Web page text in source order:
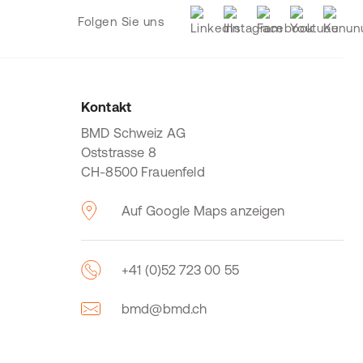
Folgen Sie uns
Kontakt
BMD Schweiz AG
Oststrasse 8
CH-8500 Frauenfeld
Auf Google Maps anzeigen
+41 (0)52 723 00 55
bmd@bmd.ch